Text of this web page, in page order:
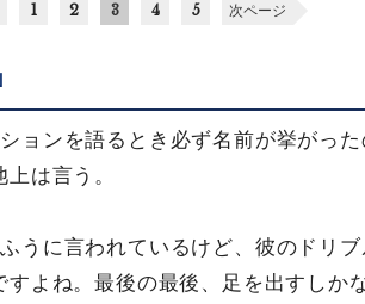
1 2 3 4 5 次ページ
ョンを語るとき必ず名前が挙がっ
は言う。
うに言われているけど、彼のドリ
よね。最後の最後、足を出すしか